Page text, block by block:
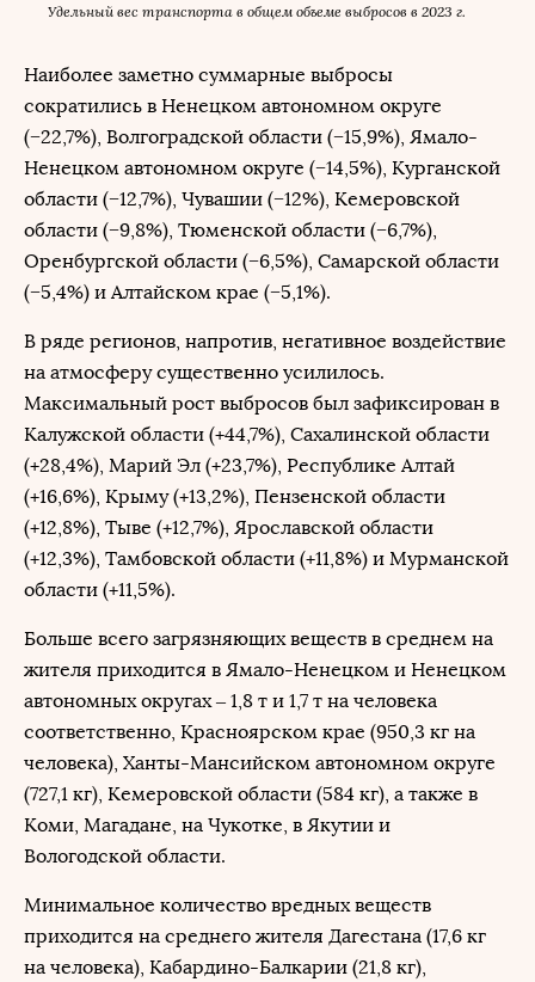
Удельный вес транспорта в общем объеме выбросов в 2023 г.
Наиболее заметно суммарные выбросы
сократились в Ненецком автономном округе
(−22,7%), Волгоградской области (−15,9%), Ямало-
Ненецком автономном округе (−14,5%), Курганской
области (−12,7%), Чувашии (−12%), Кемеровской
области (−9,8%), Тюменской области (−6,7%),
Оренбургской области (−6,5%), Самарской области
(−5,4%) и Алтайском крае (−5,1%).
В ряде регионов, напротив, негативное воздействие
на атмосферу существенно усилилось.
Максимальный рост выбросов был зафиксирован в
Калужской области (+44,7%), Сахалинской области
(+28,4%), Марий Эл (+23,7%), Республике Алтай
(+16,6%), Крыму (+13,2%), Пензенской области
(+12,8%), Тыве (+12,7%), Ярославской области
(+12,3%), Тамбовской области (+11,8%) и Мурманской
области (+11,5%).
Больше всего загрязняющих веществ в среднем на
жителя приходится в Ямало-Ненецком и Ненецком
автономных округах – 1,8 т и 1,7 т на человека
соответственно, Красноярском крае (950,3 кг на
человека), Ханты-Мансийском автономном округе
(727,1 кг), Кемеровской области (584 кг), а также в
Коми, Магадане, на Чукотке, в Якутии и
Вологодской области.
Минимальное количество вредных веществ
приходится на среднего жителя Дагестана (17,6 кг
на человека), Кабардино-Балкарии (21,8 кг),